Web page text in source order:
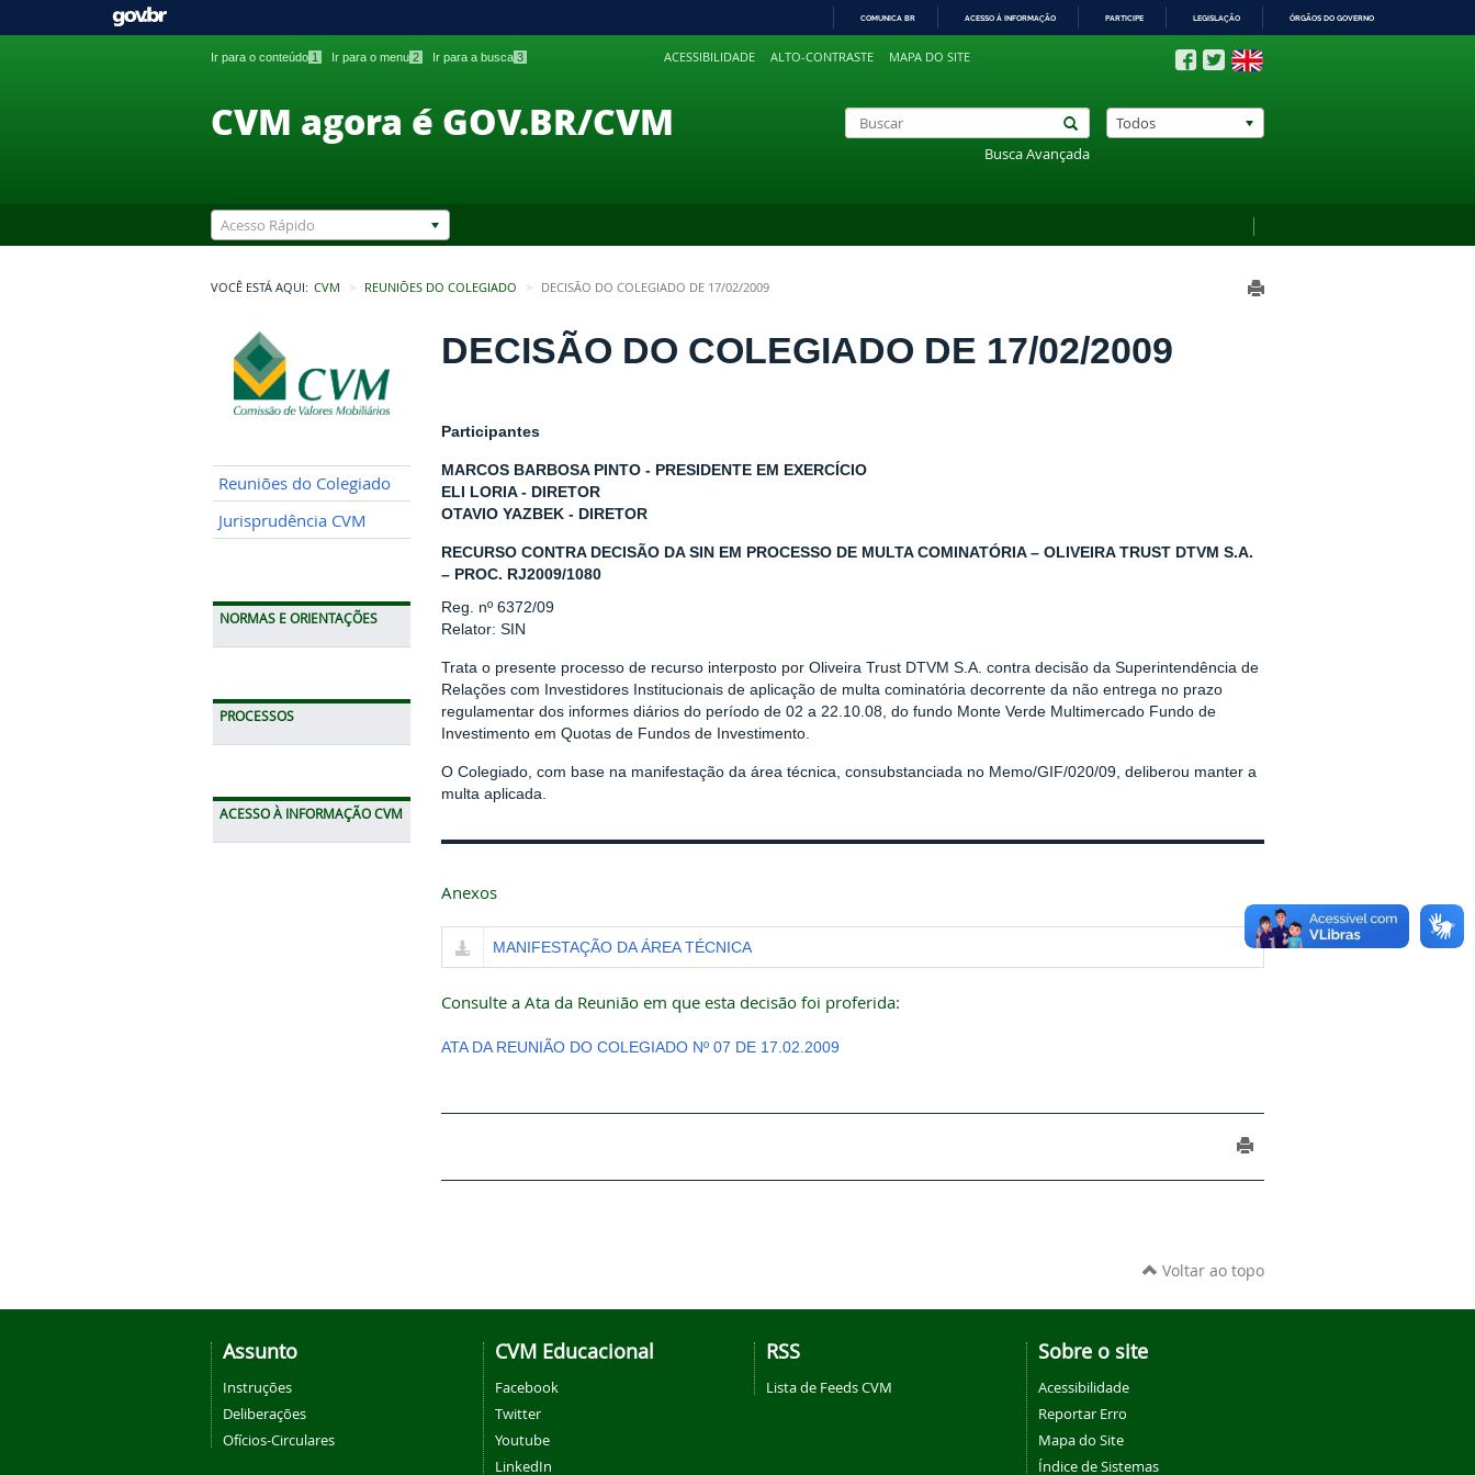
PARA
COMUNICA BR ACESSO À INFORMAÇÃO PARTICIPE LEGISLAÇÃO ÓRGÃOS DO GOVERNO
Ir para o conteúdo 1 Ir para o menu 2 Ir para a busca 3 ACESSIBILIDADE ALTO-CONTRASTE MAPA DO SITE
CVM agora é GOV.BR/CVM
Busca Avançada
Todos
Acesso Rápido
VOCÊ ESTÁ AQUI: CVM REUNIÕES DO COLEGIADO DECISÃO DO COLEGIADO DE 17/02/2009
Reuniões do Colegiado
Jurisprudência CVM
NORMAS E ORIENTAÇÕES
PROCESSOS
ACESSO À INFORMAÇÃO CVM
DECISÃO DO COLEGIADO DE 17/02/2009
Participantes
MARCOS BARBOSA PINTO - PRESIDENTE EM EXERCÍCIO
ELI LORIA - DIRETOR
OTAVIO YAZBEK - DIRETOR
RECURSO CONTRA DECISÃO DA SIN EM PROCESSO DE MULTA COMINATÓRIA – OLIVEIRA TRUST DTVM S.A.
– PROC. RJ2009/1080
Reg. nº 6372/09
Relator: SIN
Trata o presente processo de recurso interposto por Oliveira Trust DTVM S.A. contra decisão da Superintendência de
Relações com Investidores Institucionais de aplicação de multa cominatória decorrente da não entrega no prazo
regulamentar dos informes diários do período de 02 a 22.10.08, do fundo Monte Verde Multimercado Fundo de
Investimento em Quotas de Fundos de Investimento.
O Colegiado, com base na manifestação da área técnica, consubstanciada no Memo/GIF/020/09, deliberou manter a
multa aplicada.
Anexos
MANIFESTAÇÃO DA ÁREA TÉCNICA
Consulte a Ata da Reunião em que esta decisão foi proferida:
ATA DA REUNIÃO DO COLEGIADO Nº 07 DE 17.02.2009
Voltar ao topo
Assunto
Instruções
Deliberações
Ofícios-Circulares
CVM Educacional
Facebook
Twitter
Youtube
LinkedIn
RSS
Lista de Feeds CVM
Sobre o site
Acessibilidade
Reportar Erro
Mapa do Site
Índice de Sistemas